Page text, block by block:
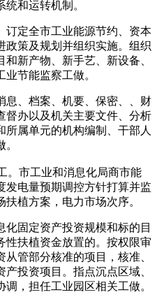
和运转机制。
定全市工业能源节约、资本
政策及规划并组织实施。组织
新产物、新手艺、新设备、
节能监察工做。
、档案、机要、保密、、财
督办以及机关主要文件、分析
属单元的机构编制、干部人
市工业和消息化局商市能
发电量预期调控方针打算并监
植方案，电力市场次序。
固定资产投资规模和标的目
性扶植资金放置的。按权限审
管部分核准的项目，核准、
投资项目。指点沉点区域、
，担任工业园区相关工做。